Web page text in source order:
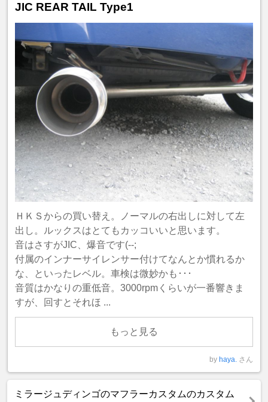
JIC REAR TAIL Type1
ＨＫＳからの買い替え。ノーマルの右出しに対して左
出し。ルックスはとてもカッコいいと思います。
音はさすがJIC、爆音です(--;
付属のインナーサイレンサー付けてなんとか慣れるか
な、といったレベル。車検は微妙かも･･･
音質はかなりの重低音。3000rpmくらいが一番響きま
すが、回すとそれほ ...
もっと見る
by haya. さん
ミラージュディンゴのマフラーカスタムのカスタム